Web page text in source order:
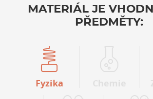
MATERIÁL JE
PŘEDMĚTY:
Fyzika